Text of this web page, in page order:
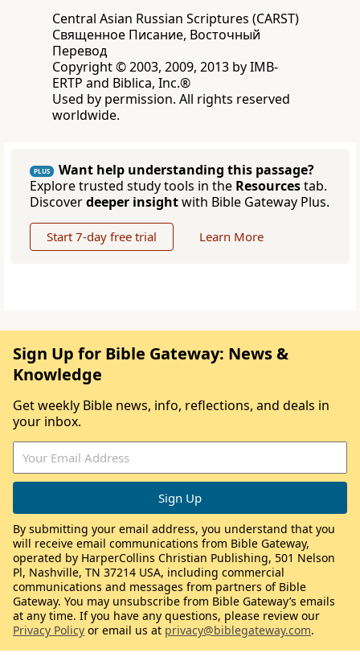
Central Asian Russian Scriptures (CARST)
Священное Писание, Восточный
Перевод
Copyright © 2003, 2009, 2013 by IMB-
ERTP and Biblica, Inc.®
Used by permission. All rights reserved
worldwide.
PLUS
Want help understanding this passage?
Explore trusted study tools in the Resourcestab.
Discoverdeeper insightwith Bible Gateway Plus.
Start 7-day free trial Learn More
Sign Up for Bible Gateway: News &
Knowledge
Get weekly Bible news, info, reflections, and deals in
your inbox.
By submitting your email address, you understand that you
will receive email communications from Bible Gateway,
operated by HarperCollins Christian Publishing, 501 Nelson
Pl, Nashville, TN 37214 USA, including commercial
communications and messages from partners of Bible
Gateway. You may unsubscribe from Bible Gateway’s emails
at any time. If you have any questions, please review our
Privacy Policy or email us at privacy@biblegateway.com.